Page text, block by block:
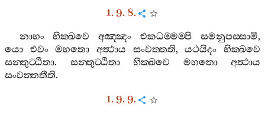
1. 9. 8.
නාහං භික‍්ඛවෙ අඤ‍්ඤං එකධම‍්මම‍්පි සමනුපස‍්සාමි,
යො
එවං මහතො අත්‍ථාය සංවත‍්තති,යථයිදං
භික‍්ඛවෙ
සන‍්තුට‍්ඨිතා. සන‍්තුට‍්ඨිතා භික‍්ඛවෙ මහතො
අත්‍ථාය
සංවත‍්තතීති.
1. 9. 9.